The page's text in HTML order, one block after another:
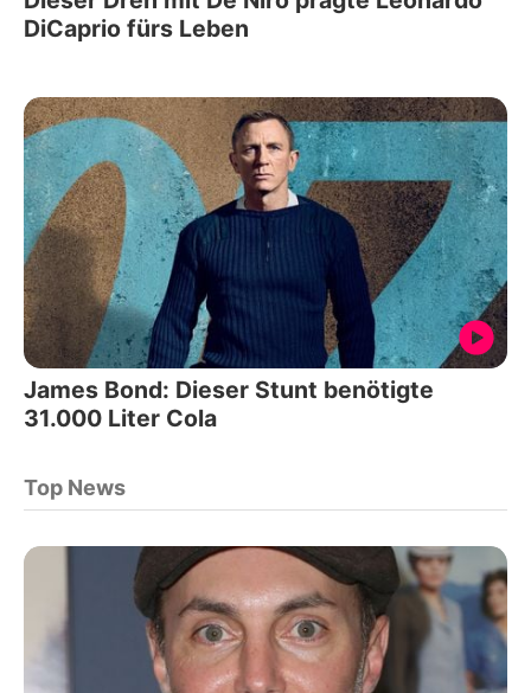
DiCaprio fürs Leben
James Bond: Dieser Stunt benötigte
31.000 Liter Cola
Top News